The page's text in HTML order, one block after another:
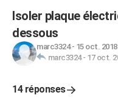
Isoler plaque
dessous
marc3324- 15 oct. 2018
marc3324- 17 oct.
14 réponses